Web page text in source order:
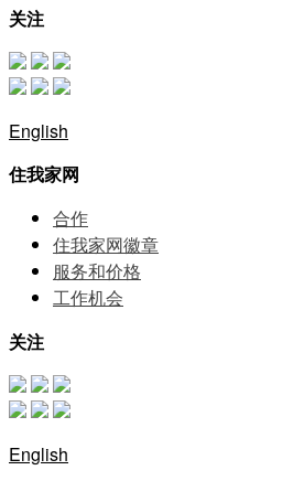
关注
English
住我家网
合作
住我家网徽章
服务和价格
⼯作机会
关注
English